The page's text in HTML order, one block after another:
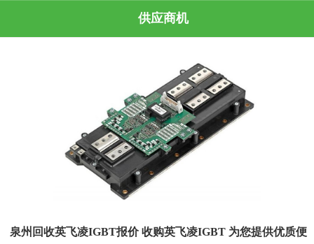
供应商机
泉州回收英飞凌IGBT报价 收购英飞凌IGBT 为您提供优质便